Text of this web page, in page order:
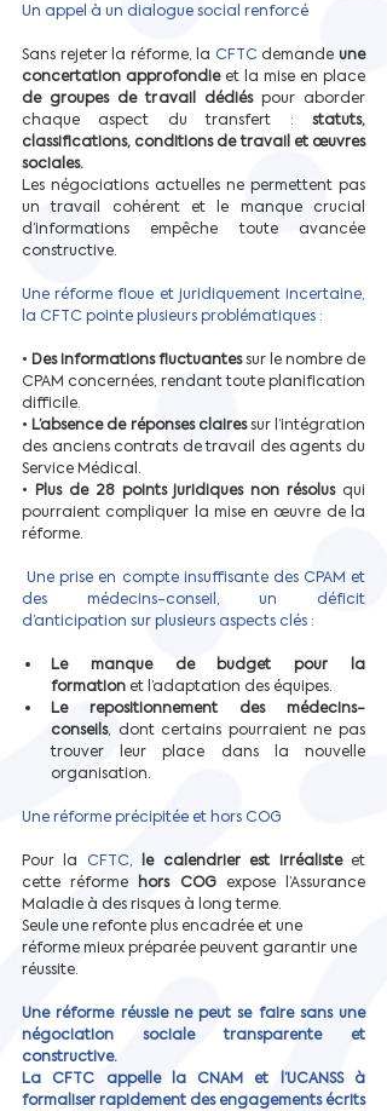
Un appel à un dialogue social renforcé
Sans rejeter la réforme, la CFTC demande une
concertation approfondie
de groupes de travail dédiés pour aborder
chaque aspect du transfert : statuts,
classifications, conditions de travail et œuvres
sociales.
Les négociations actuelles ne permettent pas
un travail cohérent et le manque crucial
d’informations empêche toute avancée
constructive.
Une réforme floue et juridiquement incertaine,
la CFTC pointe plusieurs problématiques :
• Des informations fluctuantes sur le nombre de
CPAM concernées, rendant toute planification
difficile.
• L’absence de réponses claires sur l’intégration
des anciens contrats de travail des agents du
Service Médical.
• Plus de 28 points juridiques non résolus qui
pourraient compliquer la mise en œuvre de la
réforme.
Une prise en compte insuffisante des CPAM et
des médecins-conseil, un déficit
d’anticipation sur plusieurs aspects clés :
Le manque de budget pour la
formation et l’adaptation des équipes.
Le repositionnement des médecins-
conseils, dont certains pourraient ne pas
trouver leur place dans la nouvelle
organisation.
Une réforme précipitée et hors COG
Pour la CFTC, le calendrier est irréaliste et
cette réforme hors COG expose l’Assurance
Maladie à des risques à long terme.
Seule une refonte plus encadrée et une
réforme mieux préparée peuvent garantir une
réussite.
Une réforme réussie ne peut se faire sans une
négociation sociale transparente et
constructive.
La CFTC appelle la CNAM et l’UCANSS à
formaliser rapidement des engagements écrits